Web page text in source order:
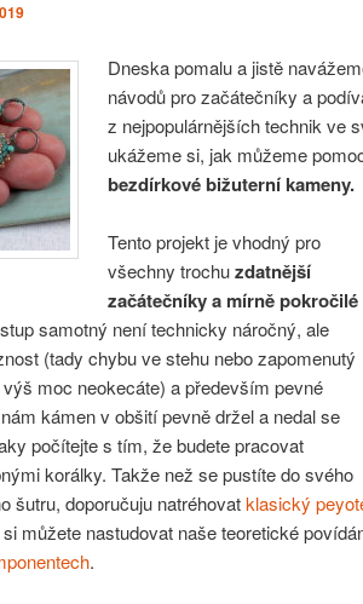
Dneska pomalu a jistě
návodů pro začátečníky a
z nejpopulárnějších technik ve
ukážeme si, jak můžeme
bezdírkové bižuterní kameny.
Tento projekt je vhodný pro
všechny trochuzdatnější
začátečníky a mírně pokročilé
samotný není technicky náročný, ale
(tady chybu ve stehu nebo zapomenutý
moc neokecáte) a především pevné
kámen v obšití pevně držel a nedal se
počítejte s tím, že budete pracovat
korálky. Takže než se pustíte do svého
šutru, doporučuju natréhovatklasický
můžete nastudovat naše teoretické
.